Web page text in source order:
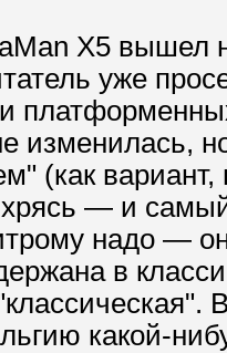
X5 вышел
уже
изменилась,
(как
— и
надо —
в
какой-